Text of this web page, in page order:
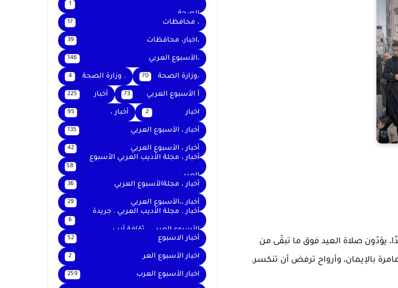
يؤدّون صلاة العيد فوق ما تبقّى من
بالإيمان، وأرواح ترفض أن تنكسر.
الصحة
1
، محافظات 17
،اخبار، محافظات 39
،الأسبوع العربي 146
،وزارة الصحة 70 . وزارة الصحة 4
أ الأسبوع العربي 73 أخبار 225
اخبار 2 أخبار ، 95
أخبار ، الأسبوع العربي 135
أخبار ، الأسبوع العربي 42
أخبار ، مجلة الأديب العربي الأسبوع
العربي
58
أخبار ، مجلةالأسبوع العربي 36
أخبار ،،الأسبوع العربي 29
أخبار . مجلة الأديب العربي . جريدة
الأسبوع العربي . ثقافة أدب
6
أخبار الاسبوع 52
اخبار الأسبوع العر 2
اخبار الأسبوع العرب 259